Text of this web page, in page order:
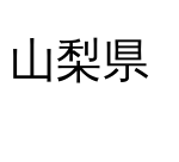
山梨県